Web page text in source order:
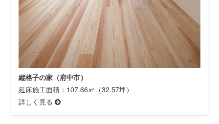
縦格子の家（府中市）
延床施工面積：107.66㎡（32.57坪）
詳しく見る